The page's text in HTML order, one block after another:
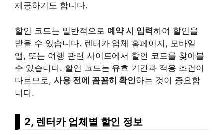
제공하기도 합니다.
할인 코드는 일반적으로 예약 시 입력하여 할인을
받을 수 있습니다. 렌터카 업체 홈페이지, 모바일
앱, 또는 여행 관련 사이트에서 할인 코드를 찾아볼
수 있습니다. 할인 코드는 유효 기간과 적용 조건이
다르므로, 사용 전에 꼼꼼히 확인하는 것이 중요합
니다.
2, 렌터카 업체별 할인 정보